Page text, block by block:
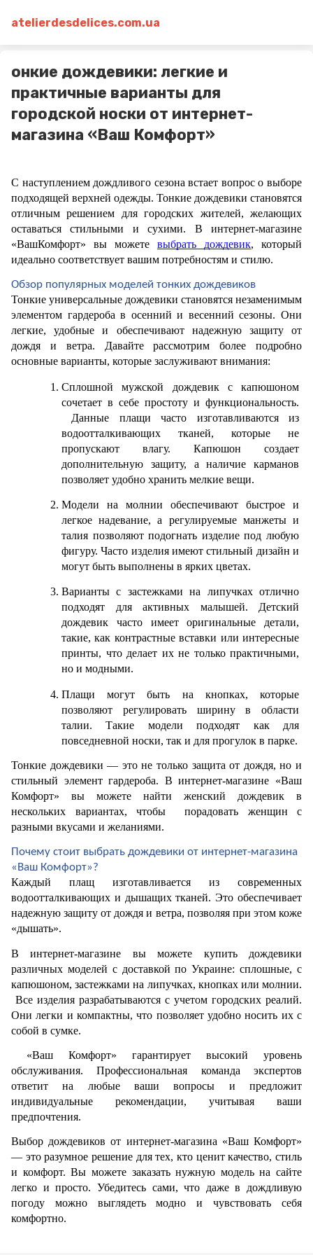
atelierdesdelices.com.ua
онкие дождевики: легкие и
практичные варианты для
городской носки от интернет-
магазина «Ваш Комфорт»
С наступлением дождливого сезона встает вопрос о выборе
подходящей верхней одежды. Тонкие дождевики становятся
отличным решением для городских жителей, желающих
оставаться стильными и сухими. В интернет-магазине
«ВашКомфорт» вы можете выбрать дождевик, который
идеально соответствует вашим потребностям и стилю.
Обзор популярных моделей тонких дождевиков
Тонкие универсальные дождевики становятся незаменимым
элементом гардероба в осенний и весенний сезоны. Они
легкие, удобные и обеспечивают надежную защиту от
дождя и ветра. Давайте рассмотрим более подробно
основные варианты, которые заслуживают внимания:
Сплошной мужской дождевик с капюшоном
сочетает в себе простоту и функциональность.
Данные плащи часто изготавливаются из
водоотталкивающих тканей, которые не
пропускают влагу. Капюшон создает
дополнительную защиту, а наличие карманов
позволяет удобно хранить мелкие вещи.
Модели на молнии обеспечивают быстрое и
легкое надевание, а регулируемые манжеты и
талия позволяют подогнать изделие под любую
фигуру. Часто изделия имеют стильный дизайн и
могут быть выполнены в ярких цветах.
Варианты с застежками на липучках отлично
подходят для активных малышей. Детский
дождевик часто имеет оригинальные детали,
такие, как контрастные вставки или интересные
принты, что делает их не только практичными,
но и модными.
Плащи могут быть на кнопках, которые
позволяют регулировать ширину в области
талии. Такие модели подходят как для
повседневной носки, так и для прогулок в парке.
Тонкие дождевики — это не только защита от дождя, но и
стильный элемент гардероба. В интернет-магазине «Ваш
Комфорт» вы можете найти женский дождевик в
нескольких вариантах, чтобы  порадовать женщин с
разными вкусами и желаниями.
Почему стоит выбрать дождевики от интернет-магазина
«Ваш Комфорт»?
Каждый плащ изготавливается из современных
водоотталкивающих и дышащих тканей. Это обеспечивает
надежную защиту от дождя и ветра, позволяя при этом коже
«дышать».
В интернет-магазине вы можете купить дождевики
различных моделей с доставкой по Украине: сплошные, с
капюшоном, застежками на липучках, кнопках или молнии.
Все изделия разрабатываются с учетом городских реалий.
Они легки и компактны, что позволяет удобно носить их с
собой в сумке.
«Ваш Комфорт» гарантирует высокий уровень
обслуживания. Профессиональная команда экспертов
ответит на любые ваши вопросы и предложит
индивидуальные рекомендации, учитывая ваши
предпочтения.
Выбор дождевиков от интернет-магазина «Ваш Комфорт»
— это разумное решение для тех, кто ценит качество, стиль
и комфорт. Вы можете заказать нужную модель на сайте
легко и просто. Убедитесь сами, что даже в дождливую
погоду можно выглядеть модно и чувствовать себя
комфортно.